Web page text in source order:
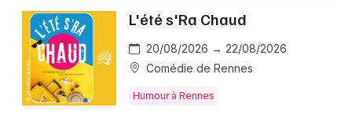
L'été s'Ra Chaud
20/08/2026 → 22/08/2026
Comédie de Rennes
Humour à Rennes